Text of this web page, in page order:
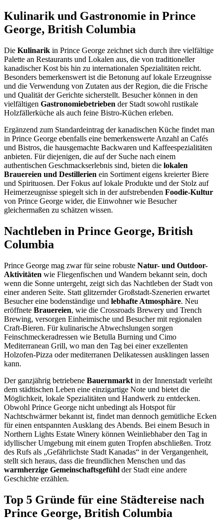
Kulinarik und Gastronomie in Prince
George, British Columbia
Die Kulinarik in Prince George zeichnet sich durch ihre vielfältige
Palette an Restaurants und Lokalen aus, die von traditioneller
kanadischer Kost bis hin zu internationalen Spezialitäten reicht.
Besonders bemerkenswert ist die Betonung auf lokale Erzeugnisse
und die Verwendung von Zutaten aus der Region, die die Frische
und Qualität der Gerichte sicherstellt. Besucher können in den
vielfältigen Gastronomiebetrieben der Stadt sowohl rustikale
Holzfällerküche als auch feine Bistro-Küchen erleben.
Ergänzend zum Standardeintrag der kanadischen Küche findet man
in Prince George ebenfalls eine bemerkenswerte Anzahl an Cafés
und Bistros, die hausgemachte Backwaren und Kaffeespezialitäten
anbieten. Für diejenigen, die auf der Suche nach einem
authentischen Geschmackserlebnis sind, bieten die lokalen
Brauereien und Destillerien ein Sortiment eigens kreierter Biere
und Spirituosen. Der Fokus auf lokale Produkte und der Stolz auf
Heimerzeugnisse spiegelt sich in der aufstrebenden Foodie-Kultur
von Prince George wider, die Einwohner wie Besucher
gleichermaßen zu schätzen wissen.
Nachtleben in Prince George, British
Columbia
Prince George mag zwar für seine robuste Natur- und Outdoor-
Aktivitäten wie Fliegenfischen und Wandern bekannt sein, doch
wenn die Sonne untergeht, zeigt sich das Nachtleben der Stadt von
einer anderen Seite. Statt glitzernder Großstadt-Szenerien erwartet
Besucher eine bodenständige und lebhafte Atmosphäre. Neu
eröffnete Brauereien, wie die Crossroads Brewery und Trench
Brewing, versorgen Einheimische und Besucher mit regionalen
Craft-Bieren. Für kulinarische Abwechslungen sorgen
Feinschmeckeradressen wie Betulla Burning und Cimo
Mediterranean Grill, wo man den Tag bei einer exzellenten
Holzofen-Pizza oder mediterranen Delikatessen ausklingen lassen
kann.
Der ganzjährig betriebene Bauernmarkt in der Innenstadt verleiht
dem städtischen Leben eine einzigartige Note und bietet die
Möglichkeit, lokale Spezialitäten und Handwerk zu entdecken.
Obwohl Prince George nicht unbedingt als Hotspot für
Nachtschwärmer bekannt ist, findet man dennoch gemütliche Ecken
für einen entspannten Ausklang des Abends. Bei einem Besuch in
Northern Lights Estate Winery können Weinliebhaber den Tag in
idyllischer Umgebung mit einem guten Tropfen abschließen. Trotz
des Rufs als „Gefährlichste Stadt Kanadas“ in der Vergangenheit,
stellt sich heraus, dass die freundlichen Menschen und das
warmherzige Gemeinschaftsgefühl der Stadt eine andere
Geschichte erzählen.
Top 5 Gründe für eine Städtereise nach
Prince George, British Columbia